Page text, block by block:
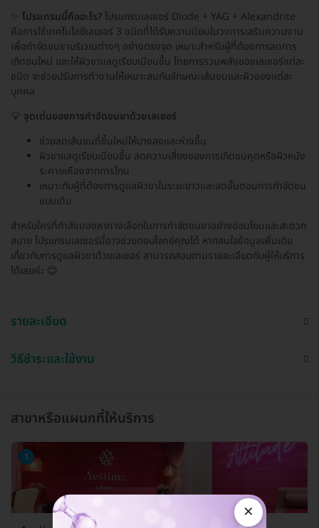
โปรแกรมนี้คืออะไร? โปรแกรมเลเซอร์ Diode + YAG + Alexandrite
คือการใช้เทคโนโลยีเลเซอร์ 3 ชนิดที่ได้รับความนิยมในวงการเสริมความงาม
เพื่อกำจัดขนขาบริเวณต่างๆ อย่างตรงจุด เหมาะสำหรับผู้ที่ต้องการลดการ
เกิดขนใหม่ และให้ผิวขาแลดูเรียบเนียนขึ้น โดยการรวมพลังของเลเซอร์แต่ละ
ชนิด จะช่วยปรับการทำงานให้เหมาะสมกับลักษณะเส้นขนและผิวของแต่ละ
บุคคล
💡 จุดเด่นของการกำจัดขนขาด้วยเลเซอร์
ช่วยลดเส้นขนที่ขึ้นใหม่ให้บางลงและห่างขึ้น
ผิวขาแลดูเรียบเนียนขึ้น ลดความเสี่ยงของการเกิดขนคุดหรือผิวหนัง
ระคายเคืองจากการโกน
เหมาะกับผู้ที่ต้องการดูแลผิวขาในระยะยาวและลดขั้นตอนการกำจัดขน
แบบเดิม
สำหรับใครที่กำลังมองหาทางเลือกในการกำจัดขนขาอย่างอ่อนโยนและสะดวก
สบาย โปรแกรมเลเซอร์นี้อาจช่วยตอบโจทย์คุณได้ หากสนใจข้อมูลเพิ่มเติม
เกี่ยวกับการดูแลผิวขาด้วยเลเซอร์ สามารถสอบถามรายละเอียดกับผู้ให้บริการ
ได้เลยค่ะ 😊
รายละเอียด
วิธีชำระและใช้งาน
สาขาหรือแผนกที่ให้บริการ
1
×